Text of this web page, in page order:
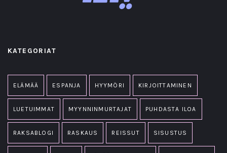
KATEGORIAT
ELÄMÄÄ ESPANJA HYYMÖRI KIRJOITTAMINEN
LUETUIMMAT MYYNNINMURTAJAT PUHDASTA ILOA
RAKSABLOGI RASKAUS REISSUT SISUSTUS